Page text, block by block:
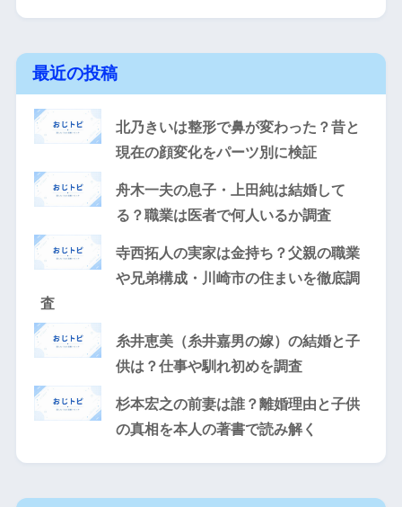
最近の投稿
北乃きいは整形で鼻が変わった？昔と
現在の顔変化をパーツ別に検証
舟木一夫の息子・上田純は結婚して
る？職業は医者で何人いるか調査
寺西拓人の実家は金持ち？父親の職業
や兄弟構成・川崎市の住まいを徹底調
査
糸井恵美（糸井嘉男の嫁）の結婚と子
供は？仕事や馴れ初めを調査
杉本宏之の前妻は誰？離婚理由と子供
の真相を本人の著書で読み解く